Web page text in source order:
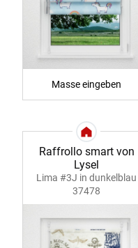
Masse eingeben
Raffrollo smart von
Lysel
Lima #3J in dunkelblau
37478